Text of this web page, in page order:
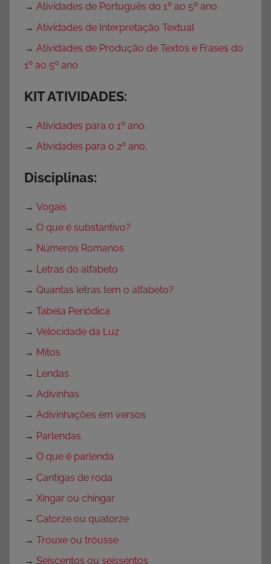
→ Atividades de Português do 1º ao 5º ano
→ Atividades de Interpretação Textual
→ Atividades de Produção de Textos e Frases do
1º ao 5º ano
KIT ATIVIDADES:
→ Atividades para o 1º ano.
→ Atividades para o 2º ano.
Disciplinas:
→ Vogais
→ O que é substantivo?
→ Números Romanos
→ Letras do alfabeto
→ Quantas letras tem o alfabeto?
→ Tabela Periódica
→ Velocidade da Luz
→ Mitos
→ Lendas
→ Adivinhas
→ Adivinhações em versos
→ Parlendas
→ O que é parlenda
→ Cantigas de roda
→ Xingar ou chingar
→ Catorze ou quatorze
→ Trouxe ou trousse
→ Seiscentos ou seissentos